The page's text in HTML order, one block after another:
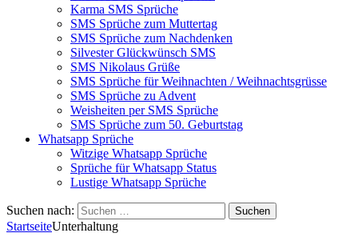
Karma SMS Sprüche
SMS Sprüche zum Muttertag
SMS Sprüche zum Nachdenken
Silvester Glückwünsch SMS
SMS Nikolaus Grüße
SMS Sprüche für Weihnachten / Weihnachtsgrüsse
SMS Sprüche zu Advent
Weisheiten per SMS Sprüche
SMS Sprüche zum 50. Geburtstag
Whatsapp Sprüche
Witzige Whatsapp Sprüche
Sprüche für Whatsapp Status
Lustige Whatsapp Sprüche
Suchen nach:
StartseiteUnterhaltung